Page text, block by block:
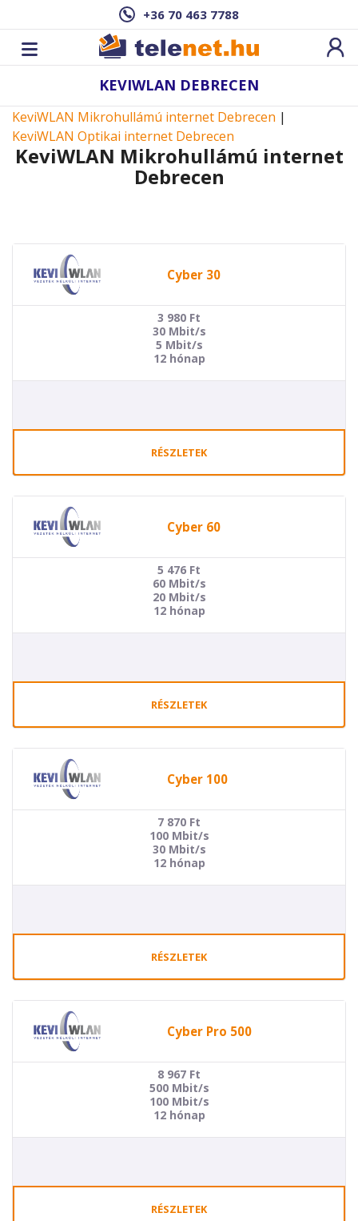
+36 70 463 7788
KEVIWLAN DEBRECEN
KeviWLAN Mikrohullámú internet Debrecen |
KeviWLAN Optikai internet Debrecen
KeviWLAN Mikrohullámú internet
Debrecen
Cyber 30
3 980 Ft
30 Mbit/s
5 Mbit/s
12 hónap
RÉSZLETEK
Cyber 60
5 476 Ft
60 Mbit/s
20 Mbit/s
12 hónap
RÉSZLETEK
Cyber 100
7 870 Ft
100 Mbit/s
30 Mbit/s
12 hónap
RÉSZLETEK
Cyber Pro 500
8 967 Ft
500 Mbit/s
100 Mbit/s
12 hónap
RÉSZLETEK